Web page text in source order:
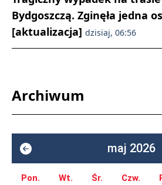
Bydgoszczą. Zginęła jedna
[aktualizacja] dzisiaj, 06:56
Archiwum
maj 2026
Pon. Wt. Śr. Czw.